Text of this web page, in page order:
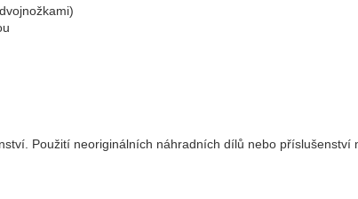
Použití neoriginálních náhradních dílů nebo příslušenství